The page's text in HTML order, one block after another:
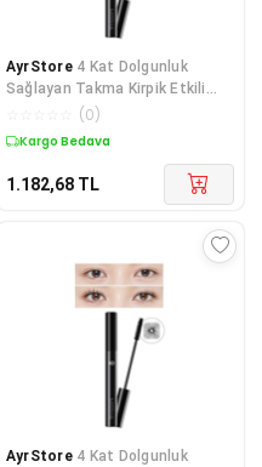
AyrStore 4 Kat Dolgunluk
Sağlayan Takma Kirpik Etkili
Maskara 4D Mascara
(0)
Kargo Bedava
1.182,68 TL
AyrStore 4 Kat Dolgunluk